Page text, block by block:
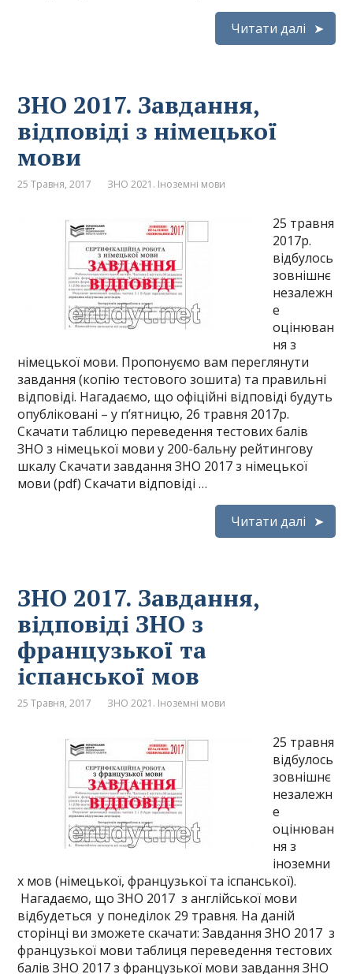
Читати далі
ЗНО 2017. Завдання,
відповіді з німецької
мови
25 Травня, 2017 ЗНО 2021. Іноземні мови
25 травня
2017р.
відбулось
зовнішнє
незалежн
е
оцінюван
ня з
німецької мови. Пропонуємо вам переглянути
завдання (копію тестового зошита) та правильні
відповіді. Нагадаємо, що офіційні відповіді будуть
опубліковані – у п’ятницю, 26 травня 2017р.
Скачати таблицю переведення тестових балів
ЗНО з німецької мови у 200-бальну рейтингову
шкалу Скачати завдання ЗНО 2017 з німецької
мови (pdf) Скачати відповіді …
Читати далі
ЗНО 2017. Завдання,
відповіді ЗНО з
французької та
іспанської мов
25 Травня, 2017 ЗНО 2021. Іноземні мови
25 травня
відбулось
зовнішнє
незалежн
е
оцінюван
ня з
іноземни
х мов (німецької, французької та іспанської).
Нагадаємо, що ЗНО 2017 з англійської мови
відбудеться у понеділок 29 травня. На даній
сторінці ви зможете скачати: Завдання ЗНО 2017 з
французької мови таблиця переведення тестових
балів ЗНО 2017 з французької мови завдання ЗНО